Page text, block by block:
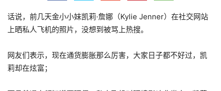
话说，前几天金小小妹凯莉·詹娜（Kylie Jenner）在社交网站
上晒私人飞机的照片，没想到被骂上热搜。
网友们表示，现在通货膨胀那么厉害，大家日子都不好过，凯
莉却在炫富；